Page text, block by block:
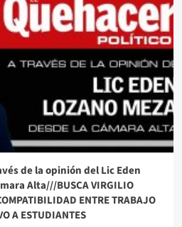
de la opinión del Lic Eden
Alta///BUSCA VIRGILIO
ENTRE TRABAJO
A ESTUDIANTES